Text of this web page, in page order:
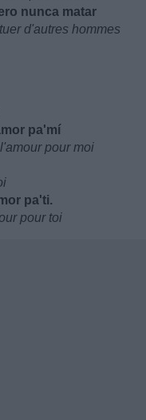
nunca matar
d'autres hommes
pa'mí
pour moi
pa'ti.
pour toi